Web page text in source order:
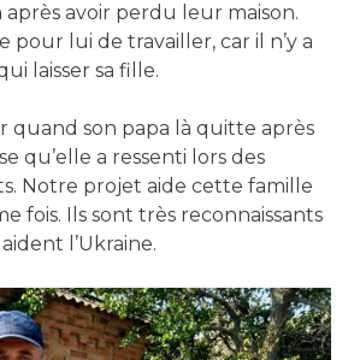
avoir perdu leur maison.
pour lui de travailler, car il n’y a
laisser sa fille.
quand son papa là quitte après
qu’elle a ressenti lors des
Notre projet aide cette famille
fois. Ils sont très reconnaissants
l’Ukraine.